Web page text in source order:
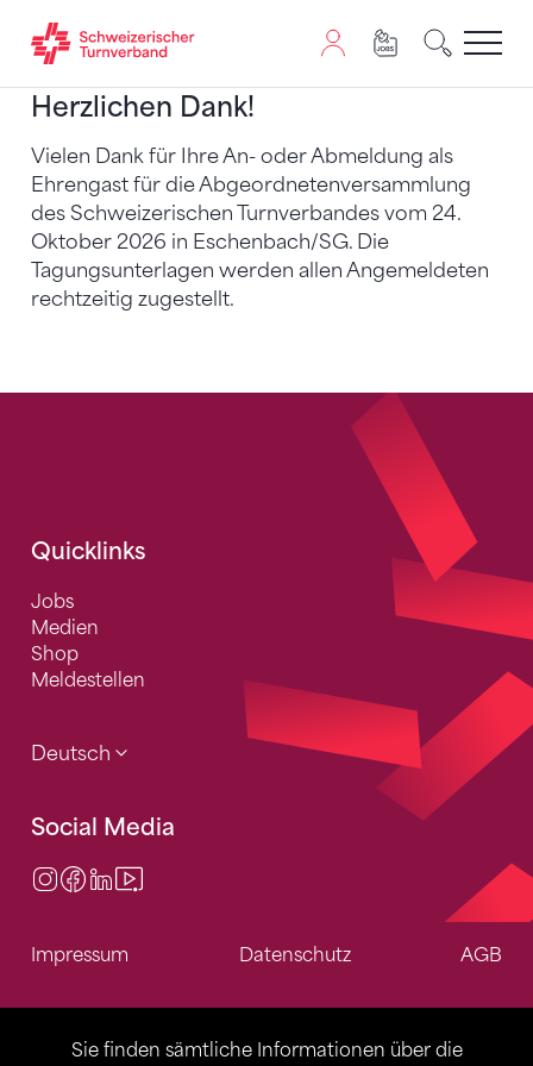
Sie finden sämtliche Informationen über die
Zum Inhalt springen
Zur Sitemap navigieren
Zum Navigieren dieser Seite wird JavaScript benötigt.
Herzlichen Dank!
Vielen Dank für Ihre An- oder Abmeldung als
Ehrengast für die Abgeordnetenversammlung
des Schweizerischen Turnverbandes vom 24.
Oktober 2026 in Eschenbach/SG. Die
Tagungsunterlagen werden allen Angemeldeten
rechtzeitig zugestellt.
Quicklinks
Jobs
Medien
Shop
Meldestellen
Deutsch
Social Media
Instagram
Facebook
LinkedIn
Impressum Datenschutz AGB